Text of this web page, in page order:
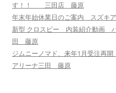
す！！ 三田店 藤原
年末年始休業日のご案内 スズキ
新型 クロスビー 内装紹介動画
田 藤原
ジムニーノマド、来年1月受注再
アリーナ三田 藤原